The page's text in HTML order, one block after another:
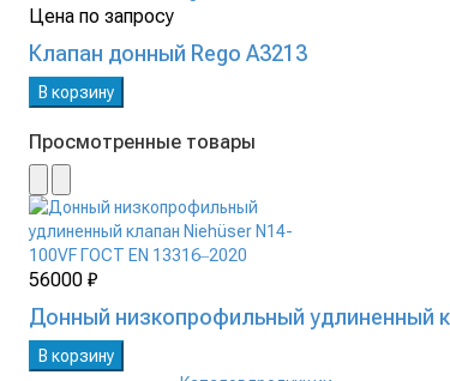
Цена по запросу
Клапан донный Rego A3213
В корзину
Просмотренные товары
56000 ₽
Донный низкопрофильный удлиненный
В корзину